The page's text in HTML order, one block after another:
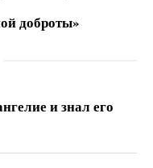
доброты»
и знал его